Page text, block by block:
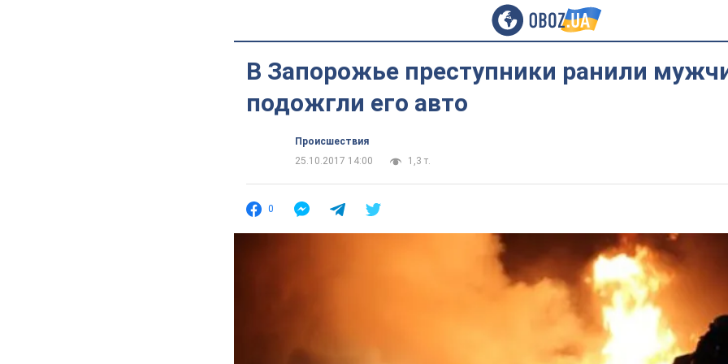
В Запорожье преступники ранили
подожгли его авто
Происшествия
25.10.2017 14:00
1,3 т.
0